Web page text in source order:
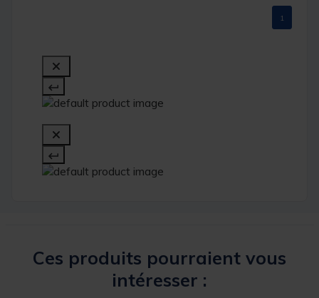
1
Ces produits pourraient vous
intéresser :